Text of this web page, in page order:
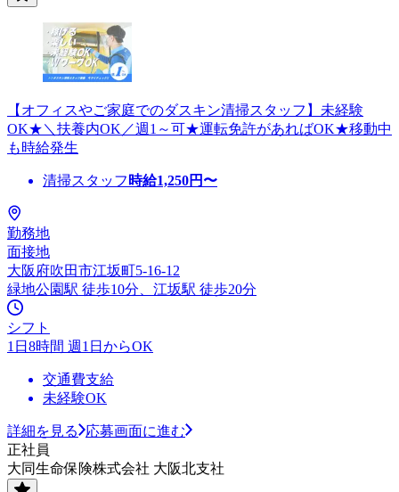
【オフィスやご家庭でのダスキン清掃スタッフ】未経験
OK★＼扶養内OK／週1～可★運転免許があればOK★移動中
も時給発生
清掃スタッフ 時給1,250円〜
勤務地
面接地
大阪府吹田市江坂町5-16-12
緑地公園駅 徒歩10分、江坂駅 徒歩20分
シフト
1日8時間 週1日からOK
交通費支給
未経験OK
詳細を見る
応募画面に進む
正社員
大同生命保険株式会社 大阪北支社